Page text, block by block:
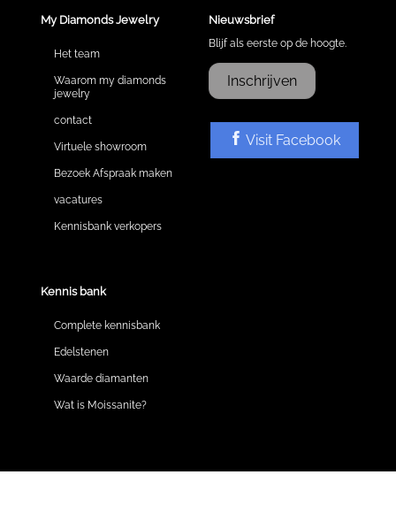
My Diamonds Jewelry
Het team
Waarom my diamonds
jewelry
contact
Virtuele showroom
Bezoek Afspraak maken
vacatures
Kennisbank verkopers
Kennis bank
Complete kennisbank
Edelstenen
Waarde diamanten
Wat is Moissanite?
Nieuwsbrief
Blijf als eerste op de hoogte.
Inschrijven
Visit Facebook